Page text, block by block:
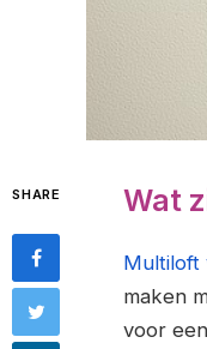
SHARE Wat
Multiloft
maken
voor